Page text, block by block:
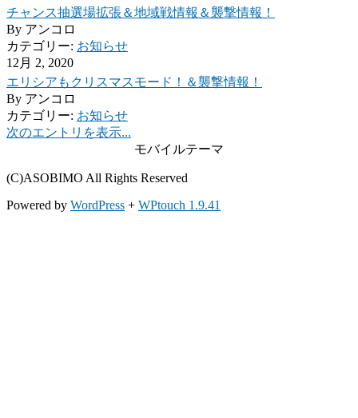
チャンス抽選場拡張＆地域戦情報＆襲撃情報！
By アンコロ
カテゴリー: お知らせ
12月 2, 2020
エリシアもクリスマスモード！＆襲撃情報！
By アンコロ
カテゴリー: お知らせ
次のエントリを表示...
モバイルテーマ
(C)ASOBIMO All Rights Reserved
Powered by WordPress + WPtouch 1.9.41